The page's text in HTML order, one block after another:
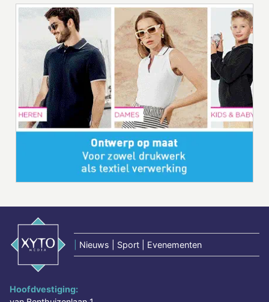
Nieuws | Sport | Evenementen
Hoofdvestiging: